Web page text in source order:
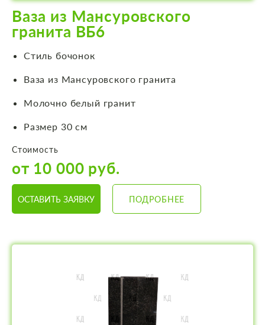
Ваза из Мансуровского
гранита ВБ6
Стиль бочонок
Ваза из Мансуровского гранита
Молочно белый гранит
Размер 30 см
Стоимость
от 10 000 руб.
ОСТАВИТЬ ЗАЯВКУ ПОДРОБНЕЕ